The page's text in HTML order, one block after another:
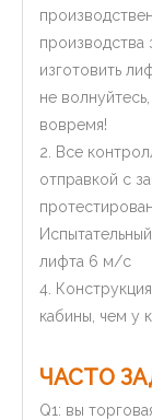
изготовить
не
вовремя!
2. Все
отправкой с
лифта 6 м/с
4.
кабины, чем у
ЧАСТО
Q1: вы